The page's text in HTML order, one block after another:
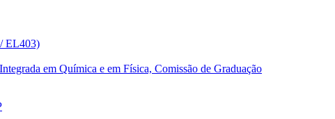
EL403)
em Química e em Física, Comissão de Graduação